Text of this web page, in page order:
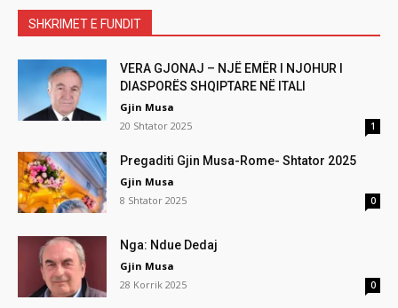
SHKRIMET E FUNDIT
VERA GJONAJ – NJË EMËR I NJOHUR I
DIASPORËS SHQIPTARE NË ITALI
Gjin Musa
20 Shtator 2025
1
Pregaditi Gjin Musa-Rome- Shtator 2025
Gjin Musa
8 Shtator 2025
0
Nga: Ndue Dedaj
Gjin Musa
28 Korrik 2025
0